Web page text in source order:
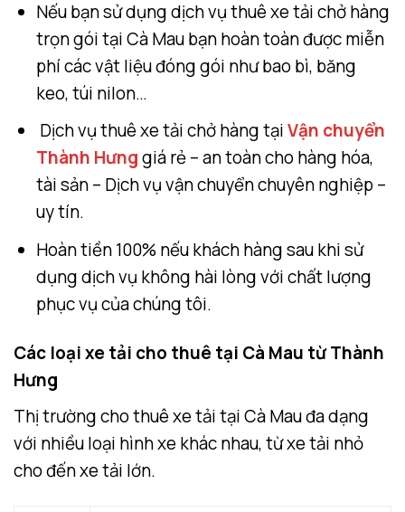
Nếu bạn sử dụng dịch vụ thuê xe tải chở hàng
trọn gói tại Cà Mau bạn hoàn toàn được miễn
phí các vật liệu đóng gói như bao bì, băng
keo, túi nilon…
Dịch vụ thuê xe tải chở hàng tạiVận chuyển
Thành Hưnggiá rẻ – an toàn cho hàng hóa,
tài sản – Dịch vụ vận chuyển chuyên nghiệp –
uy tín.
Hoàn tiền 100% nếu khách hàng sau khi sử
dụng dịch vụ không hài lòng với chất lượng
phục vụ của chúng tôi.
Các loại xe tải cho thuê tại Cà Mau từ Thành
Hưng
Thị trường cho thuê xe tải tại Cà Mau đa dạng
với nhiều loại hình xe khác nhau, từ xe tải nhỏ
cho đến xe tải lớn.